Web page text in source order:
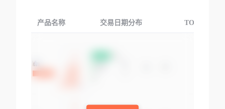
产品名称 交易日期分布 TOP3交易国